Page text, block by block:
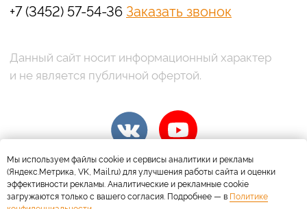
Мы используем файлы cookie и сервисы аналитики и рекламы
(Яндекс.Метрика, VK, Mail.ru) для улучшения работы сайта и оценки
эффективности рекламы. Аналитические и рекламные cookie
загружаются только с вашего согласия. Подробнее — в Политике